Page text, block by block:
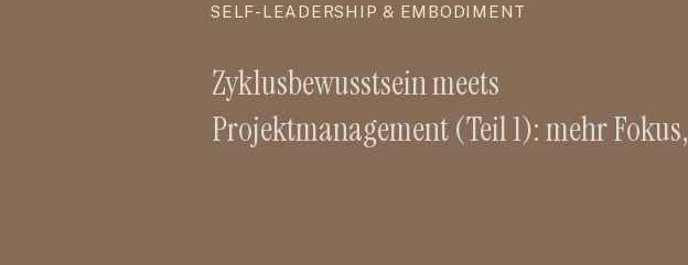
Zyklusbewusstsein meets
Projektmanagement (Teil 1): mehr Fokus,
SELF-LEADERSHIP & EMBODIMENT